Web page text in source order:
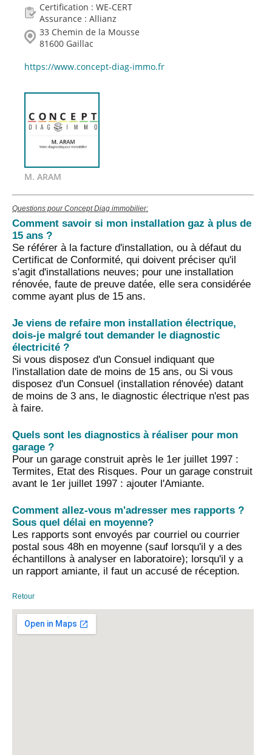
Certification : WE-CERT
Assurance : Allianz
33 Chemin de la Mousse
81600 Gaillac
https://www.concept-diag-immo.fr
M. ARAM
Questions pour Concept Diag immobilier:
Comment savoir si mon installation gaz à plus de
15 ans ?
Se référer à la facture d'installation, ou à défaut du
Certificat de Conformité, qui doivent préciser qu'il
s'agit d'installations neuves; pour une installation
rénovée, faute de preuve datée, elle sera considérée
comme ayant plus de 15 ans.
Je viens de refaire mon installation électrique,
dois-je malgré tout demander le diagnostic
électricité ?
Si vous disposez d'un Consuel indiquant que
l'installation date de moins de 15 ans, ou Si vous
disposez d'un Consuel (installation rénovée) datant
de moins de 3 ans, le diagnostic électrique n'est pas
à faire.
Quels sont les diagnostics à réaliser pour mon
garage ?
Pour un garage construit après le 1er juillet 1997 :
Termites, Etat des Risques. Pour un garage construit
avant le 1er juillet 1997 : ajouter l'Amiante.
Comment allez-vous m'adresser mes rapports ?
Sous quel délai en moyenne?
Les rapports sont envoyés par courriel ou courrier
postal sous 48h en moyenne (sauf lorsqu'il y a des
échantillons à analyser en laboratoire); lorsqu'il y a
un rapport amiante, il faut un accusé de réception.
Retour